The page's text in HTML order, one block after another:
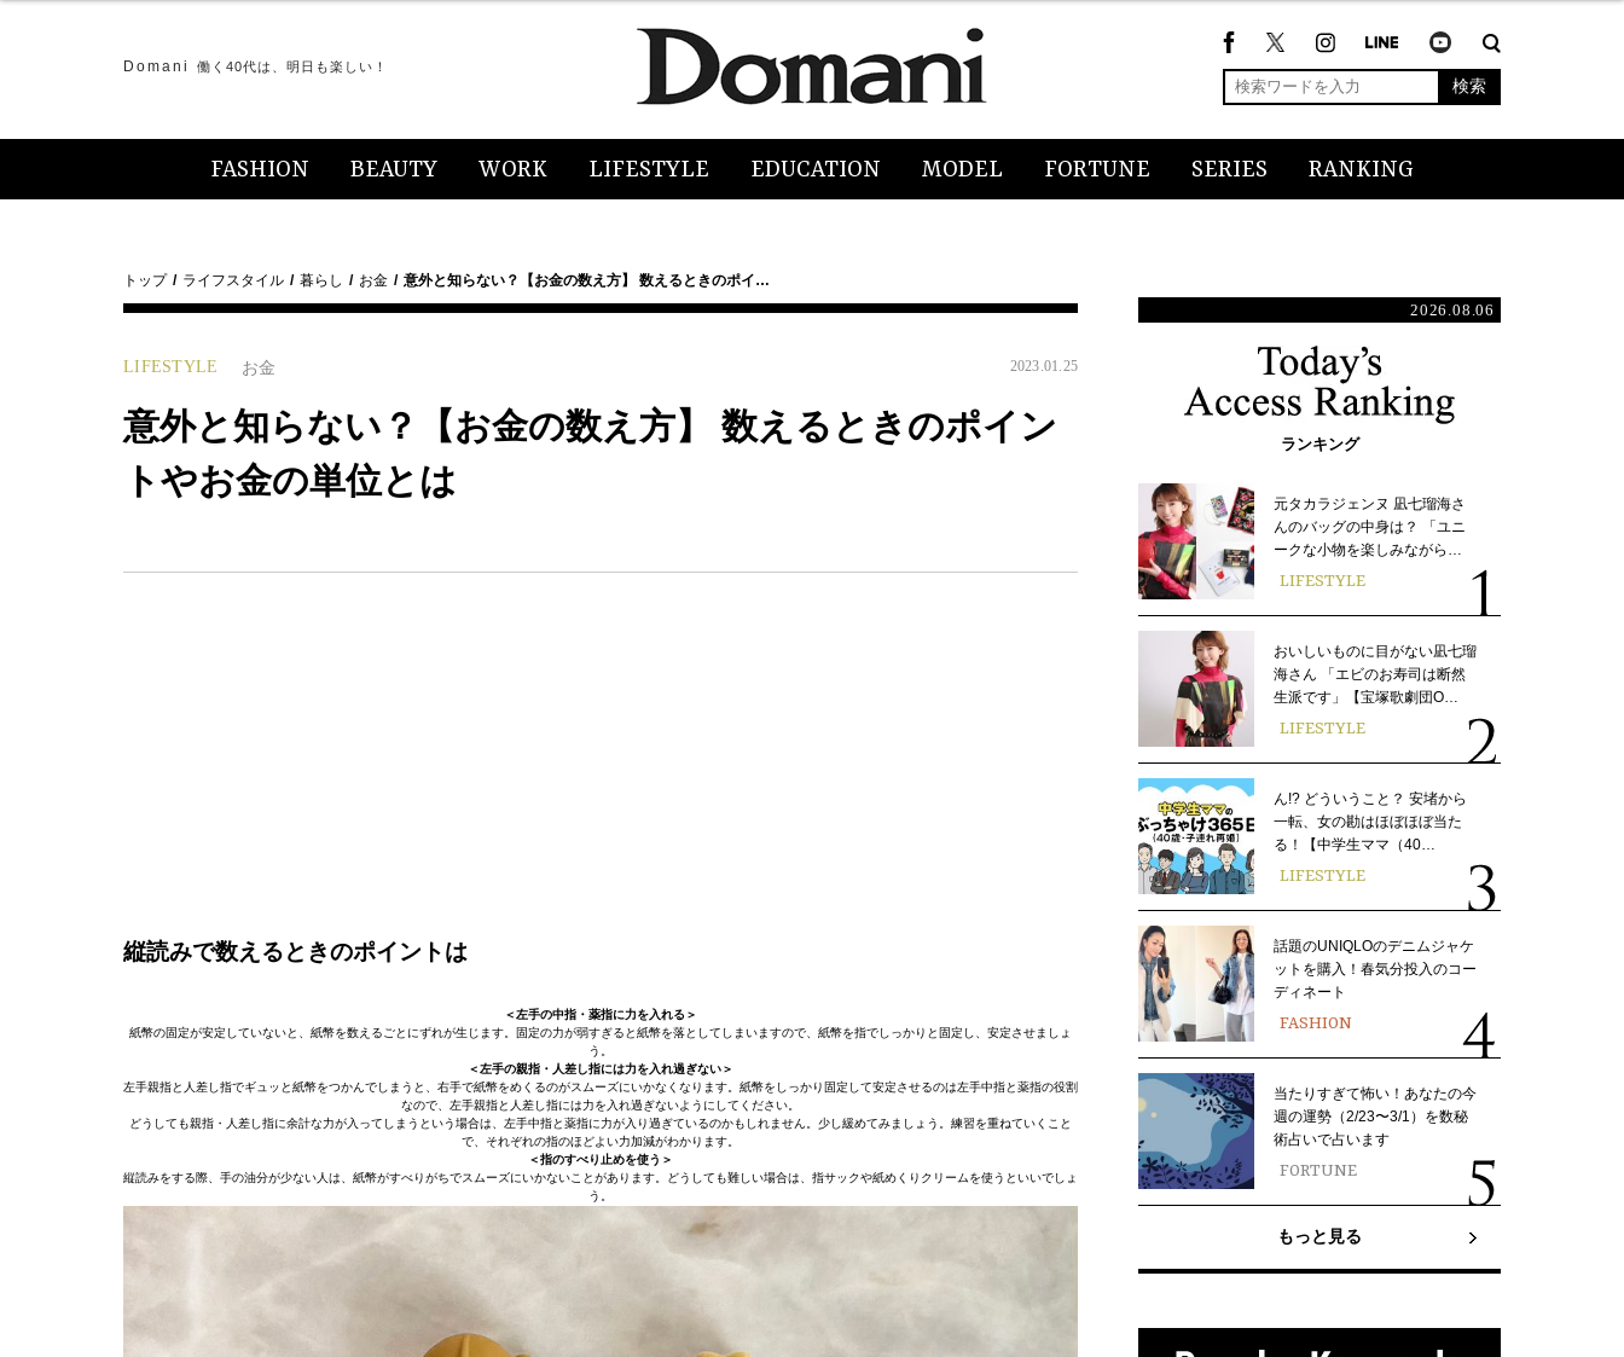
Domani 働く40代は、明日も楽しい！
検索
FASHION BEAUTY WORK LIFESTYLE EDUCATION MODEL FORTUNE SERIES RANKING
トップ ライフスタイル 暮らし お金 意外と知らない？【お金の数え方】 数えるときのポイ…
LIFESTYLE お金 2023.01.25
意外と知らない？【お金の数え方】 数えるときのポイン
トやお金の単位とは
縦読みで数えるときのポイントは
＜左手の中指・薬指に力を入れる＞
紙幣の固定が安定していないと、紙幣を数えるごとにずれが生じます。固定の力が弱すぎると紙幣を落としてしまいますので、紙幣を指でしっかりと固定し、安定させましょ
う。
＜左手の親指・人差し指には力を入れ過ぎない＞
左手親指と人差し指でギュッと紙幣をつかんでしまうと、右手で紙幣をめくるのがスムーズにいかなくなります。紙幣をしっかり固定して安定させるのは左手中指と薬指の役割
なので、左手親指と人差し指には力を入れ過ぎないようにしてください。
どうしても親指・人差し指に余計な力が入ってしまうという場合は、左手中指と薬指に力が入り過ぎているのかもしれません。少し緩めてみましょう。練習を重ねていくこと
で、それぞれの指のほどよい力加減がわかります。
＜指のすべり止めを使う＞
縦読みをする際、手の油分が少ない人は、紙幣がすべりがちでスムーズにいかないことがあります。どうしても難しい場合は、指サックや紙めくりクリームを使うといいでしょ
う。
2026.08.06
ランキング
元タカラジェンヌ 凪七瑠海さ
んのバッグの中身は？ 「ユニ
ークな小物を楽しみながら…
LIFESTYLE
おいしいものに目がない凪七瑠
海さん 「エビのお寿司は断然
生派です」【宝塚歌劇団O…
LIFESTYLE
ん!? どういうこと？ 安堵から
一転、女の勘はほぼほぼ当た
る！【中学生ママ（40…
LIFESTYLE
話題のUNIQLOのデニムジャケ
ットを購入！春気分投入のコー
ディネート
FASHION
当たりすぎて怖い！あなたの今
週の運勢（2/23〜3/1）を数秘
術占いで占います
FORTUNE
もっと見る